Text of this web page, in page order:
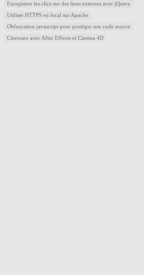
Enregistrer les clics sur des liens externes avec jQuery
Utiliser HTTPS en local sur Apache
Obfuscation javascript pour protéger son code source
Cineware avec After Effects et Cinema 4D